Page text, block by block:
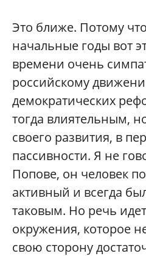
Это ближе. Потому
начальные годы вот
времени очень
российскому
демократических
тогда влиятельным,
своего развития, в
пассивности. Я не
Попове, он человек
активный и всегда
таковым. Но речь
окружения, которое
свою сторону